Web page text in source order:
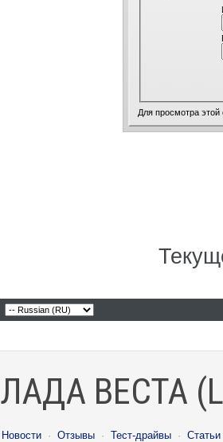
Для просмотра
ЛАДА ВЕСТА
Новости · Отзывы · Тест-драйвы · Статьи